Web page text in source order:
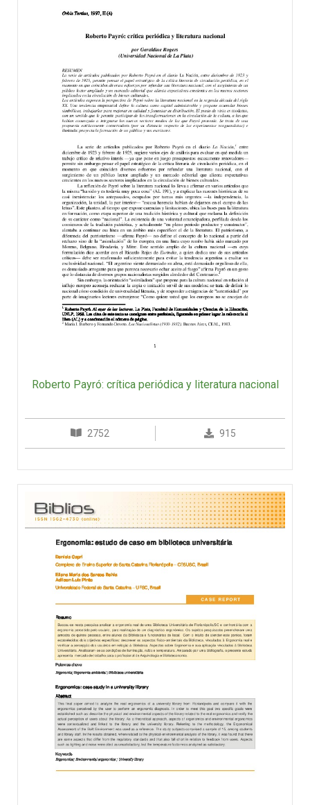
Roberto Payró: crítica periódica y literatura nacional
2752 915